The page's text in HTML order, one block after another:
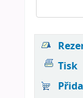
Tisk